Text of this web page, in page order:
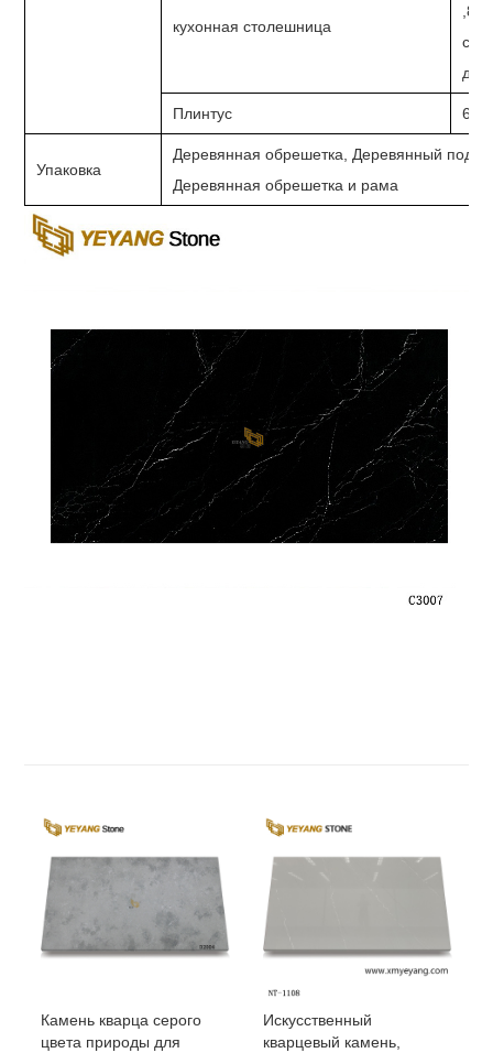
кухонная столешница
Плинтус
Упаковка
Деревянная обрешетка, Деревянный
Деревянная обрешетка и рама
Камень кварца серого
цвета природы для
Искусственный
кварцевый камень,